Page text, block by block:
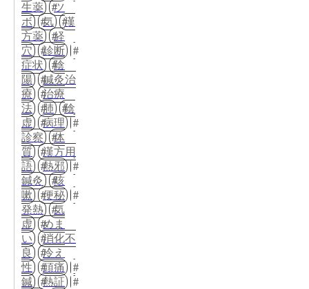
生薬
ツ
ボ
気
漢
方薬
経
穴
診断
症状
陰
陽
鍼灸治
療
治療
法
肺
陰
虚
病理
診察
体
質
漢方用
語
熱邪
鍼灸
咳
嗽
便秘
発熱
気
虚
めま
い
消化不
良
冷え
性
頭痛
鍼
熱証